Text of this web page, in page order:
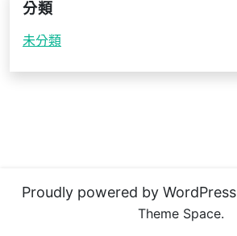
分類
未分類
Proudly powered by WordPress
Theme Space.